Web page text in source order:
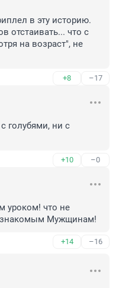
в эту историю.
отстаивать... что с
на возраст", не
+8 –17
голубями, ни с
+10 –0
уроком! что не
Мужщинам!
+14 –16